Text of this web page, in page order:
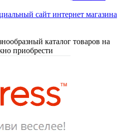
сайт интернет магазина
каталог товаров на
приобрести